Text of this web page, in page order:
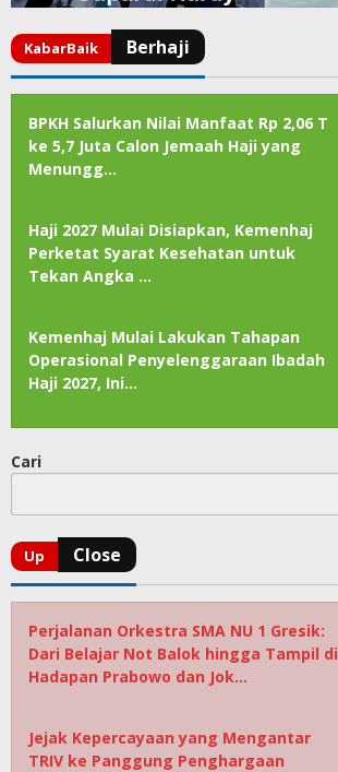
BPKH Salurkan Nilai Manfaat Rp 2,06 T
ke 5,7 Juta Calon Jemaah Haji yang
Menungg…
Haji 2027 Mulai Disiapkan, Kemenhaj
Perketat Syarat Kesehatan untuk
Tekan Angka …
Kemenhaj Mulai Lakukan Tahapan
Operasional Penyelenggaraan Ibadah
Haji 2027, Ini…
Cari
Perjalanan Orkestra SMA NU 1 Gresik:
Dari Belajar Not Balok hingga Tampil di
Hadapan Prabowo dan Jok…
Jejak Kepercayaan yang Mengantar
TRIV ke Panggung Penghargaan